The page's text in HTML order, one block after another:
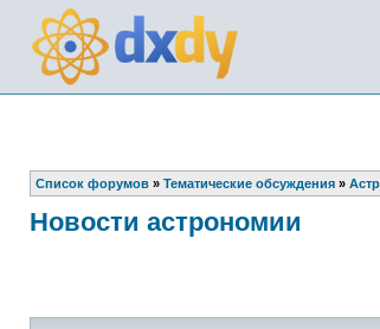
Список форумов » Тематические обсуждения »
Новости астрономии